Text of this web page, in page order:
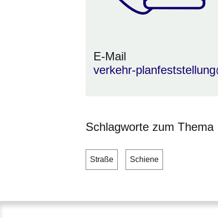
E-Mail
verkehr-
Schlagworte zum Thema
Straße Schiene